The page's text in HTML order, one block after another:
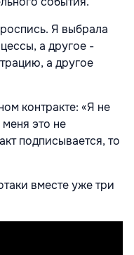
Я выбрала
а другое -
а другое
контракте: «Я не
это не
подписывается, то
вместе уже три